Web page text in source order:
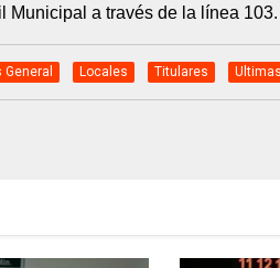
Municipal a través de la línea 103.
Locales Titulares